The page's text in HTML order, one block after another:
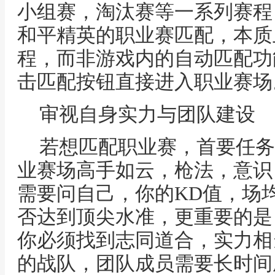
小组赛，淘汰赛等一系列赛
和平精英的职业赛匹配，本
程，而非游戏内的自动匹配
击匹配按钮直接进入职业赛
审视自身实力与团队建设
若想匹配职业赛，首要任
业赛场高手如云，枪法，意
需要问自己，你的KD值，场
否达到顶尖水准，更重要的
你必须找到志同道合，实力
的战队，团队成员需要长时